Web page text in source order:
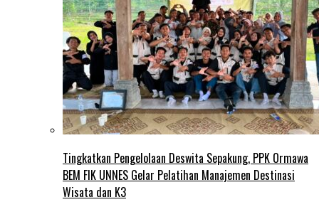
Tingkatkan Pengelolaan Deswita Sepakung, PPK Ormawa
BEM FIK UNNES Gelar Pelatihan Manajemen Destinasi
Wisata dan K3